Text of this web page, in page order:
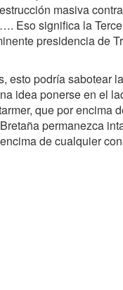
masiva
Eso significa la
presidencia de
esto podría sabotear
idea ponerse en el
que por encima
permanezca
de cualquier